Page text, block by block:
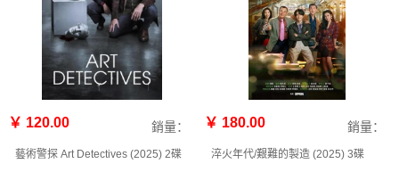
￥ 120.00 銷量：
藝術警探 Art Detectives‎ (2025) 2碟
￥ 180.00 銷量：
淬火年代‎/艱難的製造 (2025) 3碟